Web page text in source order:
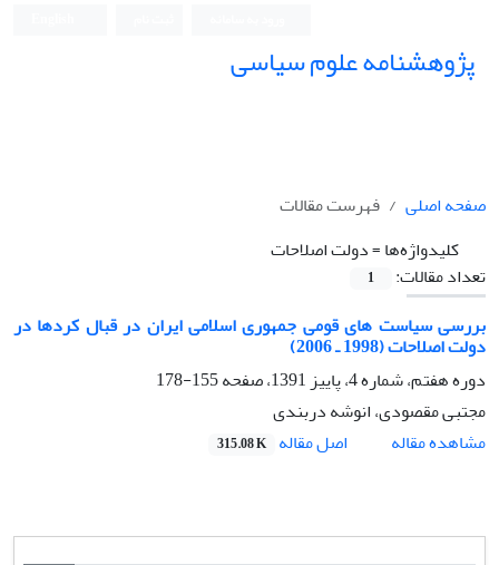
پژوهشنامه علوم سیاسی
صفحه اصلی
فهرست مقالات
کلیدواژه‌ها =دولت اصلاحات
تعداد مقالات:
1
بررسی سیاست های قومی جمهوری اسلامی ایران در قبال کردها در
دولت اصلاحات (1998 ـ 2006)
دوره هفتم، شماره 4، پاییز 1391، صفحه
155-178
مجتبی مقصودی، انوشه دربندی
مشاهده مقاله
اصل مقاله 315.08 K